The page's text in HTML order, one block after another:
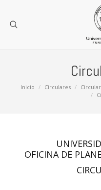
Estás aquí:
Inicio Circulares
OFICINA DE